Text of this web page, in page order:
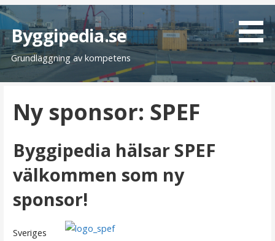
H
o
p
p
Byggipedia.se
Grundläggning av kompetens
Ny sponsor: SPEF
Byggipedia hälsar SPEF
välkommen som ny
sponsor!
Sveriges